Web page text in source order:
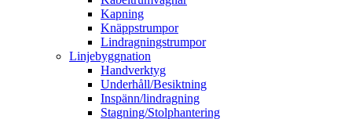
Kapning
Knäppstrumpor
Lindragningstrumpor
Linjebyggnation
Handverktyg
Underhåll/Besiktning
Inspänn/lindragning
Stagning/Stolphantering